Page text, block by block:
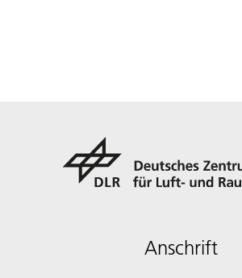
Anschrift